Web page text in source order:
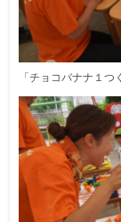
「チョコバナナ１つ